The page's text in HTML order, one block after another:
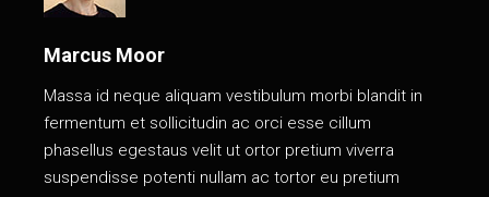
Marcus Moor
Massa id neque aliquam vestibulum morbi blandit in
fermentum et sollicitudin ac orci esse cillum
phasellus egestaus velit ut ortor pretium viverra
suspendisse potenti nullam ac tortor eu pretium